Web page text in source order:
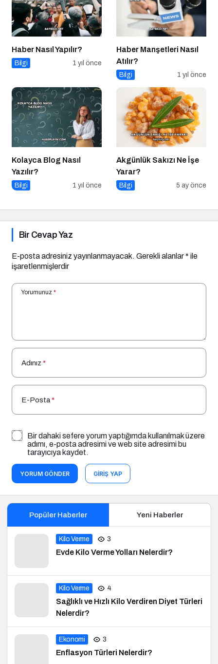
Haber Nasıl Yapılır?
Bilgi 1 yıl önce
Haber Manşetleri Nasıl
Atılır?
Bilgi 1 yıl önce
Kolayca Blog Nasıl
Yazılır?
Bilgi 1 yıl önce
Akgünlük Sakızı Ne İşe
Yarar?
Bilgi 5 ay önce
Bir Cevap Yaz
E-posta adresiniz yayınlanmayacak. Gerekli alanlar* ile
işaretlenmişlerdir
Yorumunuz *
Adınız *
E-Posta*
Bir dahaki sefere yorum yaptığımda kullanılmak üzere
adımı, e-posta adresimi ve web site adresimi bu
tarayıcıya kaydet.
YORUM GÖNDER GIRIŞ YAP
Popüler Haberler Yeni Haberler
Kilo Verme 3
Evde Kilo Verme Yolları Nelerdir?
Kilo Verme 4
Sağlıklı ve Hızlı Kilo Verdiren Diyet Türleri
Nelerdir?
Ekonomi 3
Enflasyon Türleri Nelerdir?